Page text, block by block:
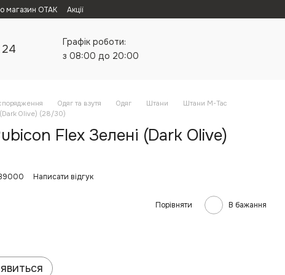
магазин ОТАК Акції
24
Графік роботи:
з 08:00 до 20:00
Одяг та взутя Одяг Штани
Штани M-Tac
Olive) (28/30)
Flex Зелені (Dark Olive)
Написати відгук
Порівняти В бажання